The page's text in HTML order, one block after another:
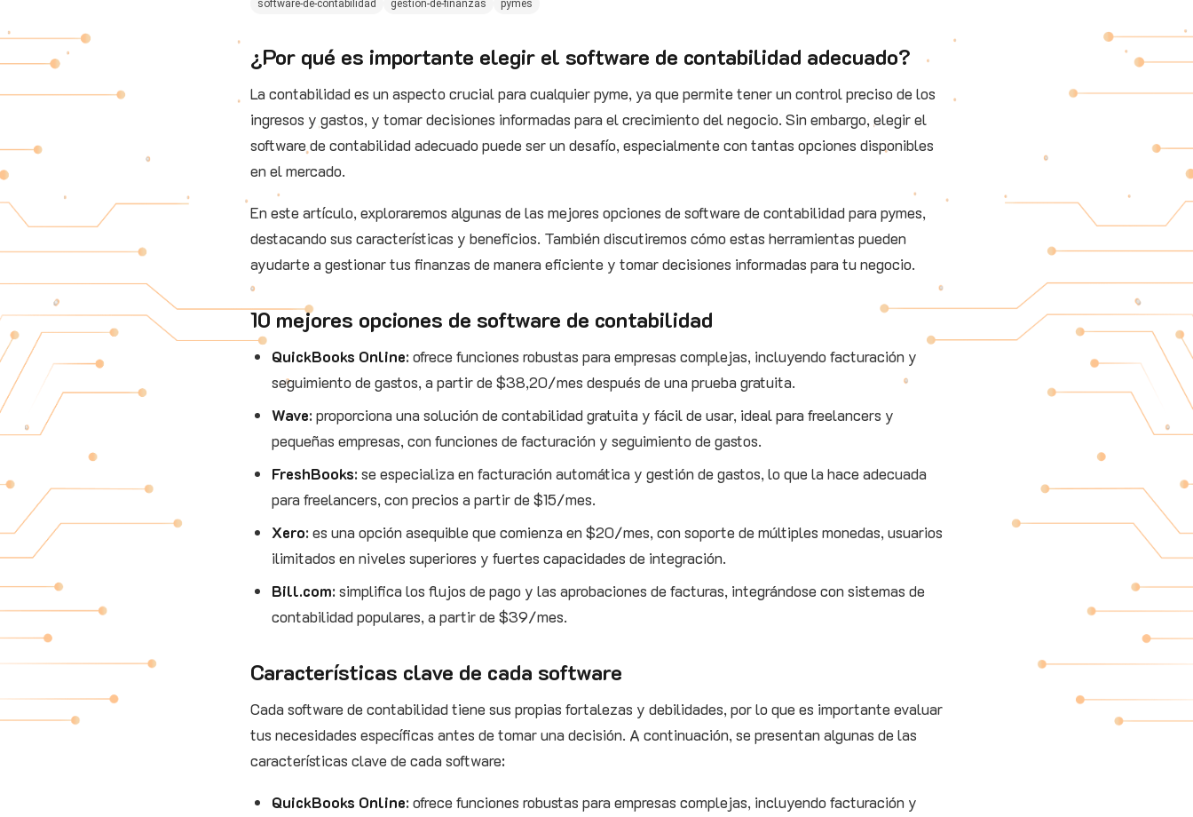
software-de-contabilidad gestion-de-finanzas pymes
¿Por qué es importante elegir el software de contabilidad adecuado?
La contabilidad es un aspecto crucial para cualquier pyme, ya que permite tener un control preciso de los
ingresos y gastos, y tomar decisiones informadas para el crecimiento del negocio. Sin embargo, elegir el
software de contabilidad adecuado puede ser un desafío, especialmente con tantas opciones disponibles
en el mercado.
En este artículo, exploraremos algunas de las mejores opciones de software de contabilidad para pymes,
destacando sus características y beneficios. También discutiremos cómo estas herramientas pueden
ayudarte a gestionar tus finanzas de manera eficiente y tomar decisiones informadas para tu negocio.
10 mejores opciones de software de contabilidad
QuickBooks Online: ofrece funciones robustas para empresas complejas, incluyendo facturación y
seguimiento de gastos, a partir de $38,20/mes después de una prueba gratuita.
Wave: proporciona una solución de contabilidad gratuita y fácil de usar, ideal para freelancers y
pequeñas empresas, con funciones de facturación y seguimiento de gastos.
FreshBooks: se especializa en facturación automática y gestión de gastos, lo que la hace adecuada
para freelancers, con precios a partir de $15/mes.
Xero: es una opción asequible que comienza en $20/mes, con soporte de múltiples monedas, usuarios
ilimitados en niveles superiores y fuertes capacidades de integración.
Bill.com: simplifica los flujos de pago y las aprobaciones de facturas, integrándose con sistemas de
contabilidad populares, a partir de $39/mes.
Características clave de cada software
Cada software de contabilidad tiene sus propias fortalezas y debilidades, por lo que es importante evaluar
tus necesidades específicas antes de tomar una decisión. A continuación, se presentan algunas de las
características clave de cada software:
QuickBooks Online: ofrece funciones robustas para empresas complejas, incluyendo facturación y